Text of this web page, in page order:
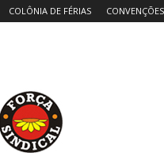
COLÔNIA DE FÉRIAS